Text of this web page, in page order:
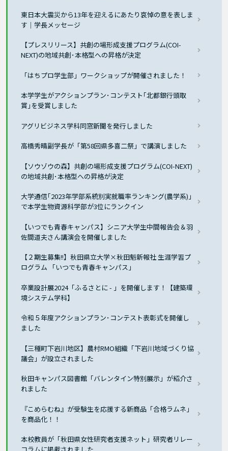
東日本大震災から13年を迎えるにあたり哀悼の意を表しま
す｜学長メッセージ
【プレスリリース】共創の場形成支援プログラム(COI-
NEXT)の地域共創･本格型への昇格が決定
「はちプロ学生部」ワークショップが開催されました！
本学学生がアクションプラン･コンテスト｢北都銀行頭取
賞｣を受賞しました
アグリビジネス学科同窓新聞を発行しました
高橋秀晴副学長が「第58回県多喜二祭」で講演しました
【ソウゾウの森】共創の場形成支援プログラム(COI-NEXT)
の地域共創･本格型への昇格が決定
大学通信｢2023年学部系統別実就職率ランキング(農学系)｣
で本学生物資源科学部が3位にランクイン
【いつでも青春キャンパス】シニア大学生中間報告会＆羽
佐間道夫さん講演会を開催しました
【２期生募集!!】秋田県立大学×秋田魁新報社 生涯学習プ
ログラム 「いつでも青春キャンパス」
卒業設計展2024「ふるさとに - 」を開催します！【建築環
境システム学科】
令和５年度アクションプラン･コンテスト表彰式を開催し
ました
【三種町下岩川地区】農村RMO組織「下岩川地域づくり協
議会」が設立されました
秋田キャンパス図書館「バレンタイン特別展示」が紹介さ
れました
『こめらむね』が受験生を応援する新商品「合格ラムネ」
を商品化！！
本校教員が「秋田県女性研究者支援ネット」研究者リレー